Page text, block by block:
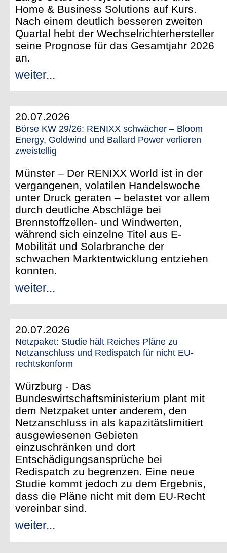
Home & Business Solutions auf Kurs.
Nach einem deutlich besseren zweiten
Quartal hebt der Wechselrichterhersteller
seine Prognose für das Gesamtjahr 2026
an.
weiter...
20.07.2026
Börse KW 29/26: RENIXX schwächer – Bloom
Energy, Goldwind und Ballard Power verlieren
zweistellig
Münster – Der RENIXX World ist in der
vergangenen, volatilen Handelswoche
unter Druck geraten – belastet vor allem
durch deutliche Abschläge bei
Brennstoffzellen- und Windwerten,
während sich einzelne Titel aus E-
Mobilität und Solarbranche der
schwachen Marktentwicklung entziehen
konnten.
weiter...
20.07.2026
Netzpaket: Studie hält Reiches Pläne zu
Netzanschluss und Redispatch für nicht EU-
rechtskonform
Würzburg - Das
Bundeswirtschaftsministerium plant mit
dem Netzpaket unter anderem, den
Netzanschluss in als kapazitätslimitiert
ausgewiesenen Gebieten
einzuschränken und dort
Entschädigungsansprüche bei
Redispatch zu begrenzen. Eine neue
Studie kommt jedoch zu dem Ergebnis,
dass die Pläne nicht mit dem EU-Recht
vereinbar sind.
weiter...